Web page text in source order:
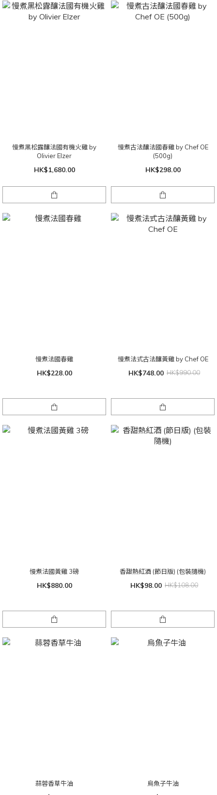
慢煮黑松露釀法國有機火雞 by
Olivier Elzer
HK$1,680.00
慢煮古法釀法國春雞 by Chef OE
(500g)
HK$298.00
慢煮法國春雞
HK$228.00
慢煮法式古法釀黃雞 by Chef OE
HK$748.00 HK$990.00
慢煮法國黃雞 3磅
HK$880.00
香甜熱紅酒 (節日版) (包裝隨機)
HK$98.00 HK$108.00
蒜蓉香草牛油 烏魚子牛油